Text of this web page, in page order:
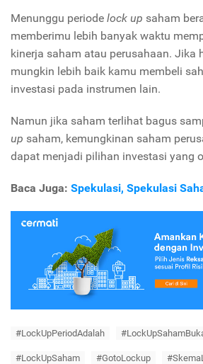
Menunggu periode lock up saham
memberimu lebih banyak waktu
kinerja saham atau perusahaan. Jika
mungkin lebih baik kamu membeli
investasi pada instrumen lain.
Namun jika saham terlihat bagus
up saham, kemungkinan saham
dapat menjadi pilihan investasi yang
Baca Juga: Spekulasi, Spekulasi
#LockUpPeriodAdalah
#LockUpSaham #GotoLockup